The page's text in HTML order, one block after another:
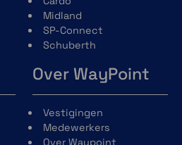
het Schuberth Individual-
een lager gewicht en
nekrol, vizierafdichting en
verbeterde
Midland
SP-Connect
Schuberth
Over WayPoint
Vestigingen
Medewerkers
Over Waypoint